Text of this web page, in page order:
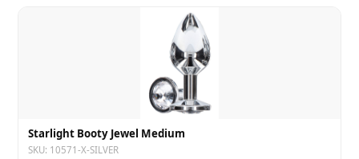
Starlight Booty Jewel Medium
SKU: 10571-X-SILVER